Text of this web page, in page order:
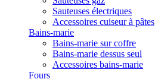
Sauteuses électriques
Accessoires cuiseur à pâtes
Bains-marie
Bains-marie sur coffre
Bains-marie dessus seul
Accessoires bains-marie
Fours